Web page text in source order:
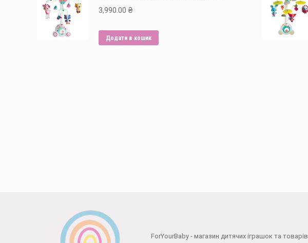
3,990.00 ₴
Додати в кошик
ForYourBaby - магазин дитячих іграшок та товарів